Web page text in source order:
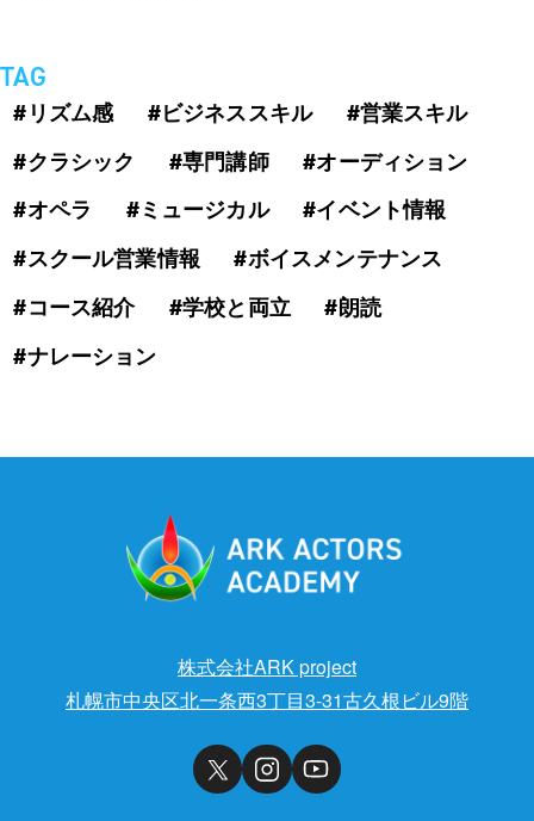
TEL 011-600-6789
WEB予約はこちら
TAG
#リズム感 #ビジネススキル
#営業スキル
#クラシック
#専門講師
#オーディション
#オペラ
#ミュージカル
#イベント情報
#スクール営業情報
#ボイスメンテナンス
#コース紹介
#学校と両立
#朗読
#ナレーション
株式会社ARK project
札幌市中央区北一条西3丁目3-31古久根ビル9階